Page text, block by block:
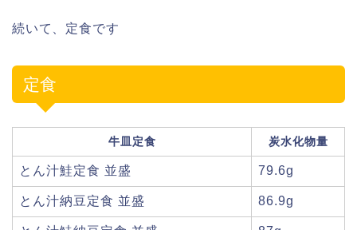
続いて、定食です
定食
牛皿定食 炭水化物量
とん汁鮭定食 並盛 79.6g
とん汁納豆定食 並盛 86.9g